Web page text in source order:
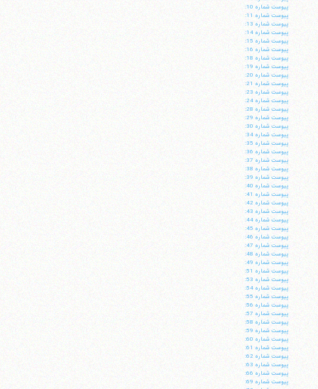
پيوست شماره 10:
پيوست شماره 11:
پيوست شماره 13:
پيوست شماره 14:
پيوست شماره 15:
پيوست شماره 16:
پيوست شماره 18:
پيوست شماره 19:
پيوست شماره 20:
پيوست شماره 21:
پيوست شماره 23:
پيوست شماره 24:
پيوست شماره 28:
پيوست شماره 29:
پيوست شماره 30:
پيوست شماره 34:
پيوست شماره 35:
پيوست شماره 36:
پيوست شماره 37:
پيوست شماره 38:
پيوست شماره 39:
پيوست شماره 40:
پيوست شماره 41:
پيوست شماره 42:
پيوست شماره 43:
پيوست شماره 44:
پيوست شماره 45:
پيوست شماره 46:
پيوست شماره 47:
پيوست شماره 48:
پيوست شماره 49:
پيوست شماره 51:
پيوست شماره 53:
پيوست شماره 54:
پيوست شماره 55:
پيوست شماره 56:
پيوست شماره 57:
پيوست شماره 58:
پيوست شماره 59:
پيوست شماره 60:
پيوست شماره 61:
پيوست شماره 62:
پيوست شماره 63:
پيوست شماره 66:
پيوست شماره 69: